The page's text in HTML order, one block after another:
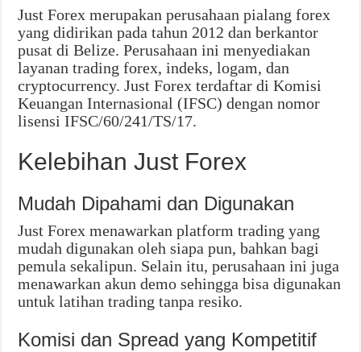
Just Forex merupakan perusahaan pialang forex
yang didirikan pada tahun 2012 dan berkantor
pusat di Belize. Perusahaan ini menyediakan
layanan trading forex, indeks, logam, dan
cryptocurrency. Just Forex terdaftar di Komisi
Keuangan Internasional (IFSC) dengan nomor
lisensi IFSC/60/241/TS/17.
Kelebihan Just Forex
Mudah Dipahami dan Digunakan
Just Forex menawarkan platform trading yang
mudah digunakan oleh siapa pun, bahkan bagi
pemula sekalipun. Selain itu, perusahaan ini juga
menawarkan akun demo sehingga bisa digunakan
untuk latihan trading tanpa resiko.
Komisi dan Spread yang Kompetitif